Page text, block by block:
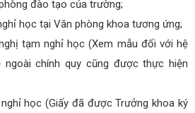
đào tạo của trường;
học tại Văn phòng khoa tương ứng;
tạm nghỉ học (Xem mẫu đối với hệ
chính quy cũng được thực hiện
học (Giấy đã được Trưởng khoa ký